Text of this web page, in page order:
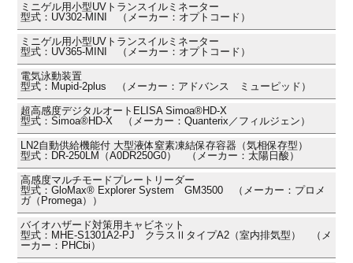
ミニゲル用小型UVトランスイルミネーター
型式：UV302-MINI （メーカー：オプトコード）
ミニゲル用小型UVトランスイルミネーター
型式：UV365-MINI （メーカー：オプトコード）
電気泳動装置
型式：Mupid-2plus （メーカー：アドバンス ミューピッド）
超高感度デジタルオートELISA Simoa®HD-X
型式：Simoa®HD-X （メーカー：Quanterix／フィルジェン）
LN2自動供給機能付 大型液体窒素凍結保存容器（気相保存型）
型式：DR-250LM（A0DR250G0） （メーカー：太陽日酸）
高感度マルチモードプレートリーダー
型式：GloMax® Explorer System GM3500 （メーカー：プロメ
ガ（Promega））
バイオハザード対策用キャビネット
型式：MHE-S1301A2-PJ クラスⅡタイプA2（室内排気型） （メ
ーカー：PHCbi）